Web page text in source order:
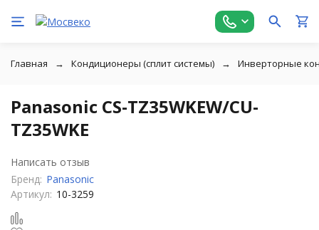
Главная Кондиционеры (сплит системы) Инверторные
Panasonic CS-TZ35WKEW/CU-
TZ35WKE
Написать отзыв
Бренд: Panasonic
Артикул: 10-3259